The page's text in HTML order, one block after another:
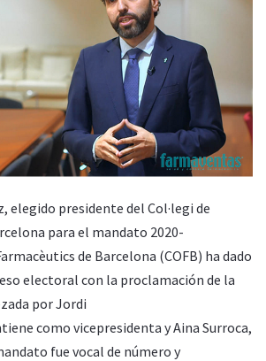
elegido presidente del Col·legi de
para el mandato 2020-
de Barcelona (COFB) ha dado
electoral con la proclamación de la
por Jordi
como vicepresidenta y Aina Surroca,
fue vocal de número y